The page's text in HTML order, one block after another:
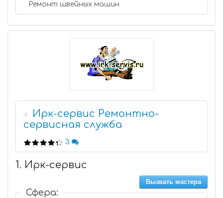
Ремонт швейных машин
4
Ирк-сервис Ремонтно-
сервисная служба
3
1. Ирк-сервис
Вызвать мастера
Сфера: